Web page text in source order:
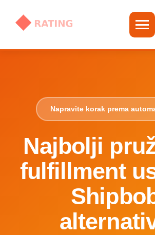
Napravite korak prema
Najbolji
fulfillment